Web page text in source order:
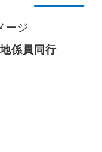
ンゲン
係員同行